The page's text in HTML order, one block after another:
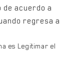
acuerdo a
regresa a
Legitimar el